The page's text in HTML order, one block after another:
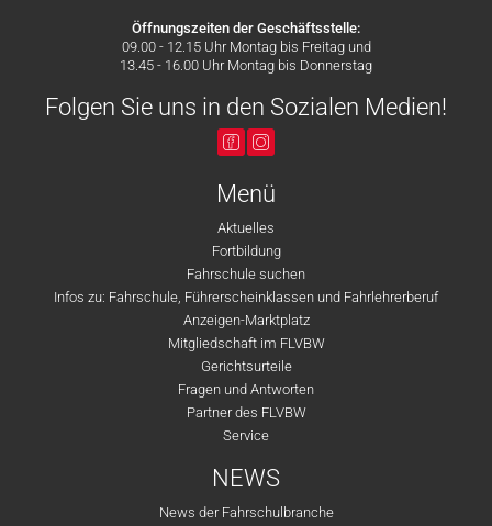
Öffnungszeiten der Geschäftsstelle:
09.00 - 12.15 Uhr Montag bis Freitag und
13.45 - 16.00 Uhr Montag bis Donnerstag
Folgen Sie uns in den Sozialen Medien!
Menü
Aktuelles
Fortbildung
Fahrschule suchen
Infos zu: Fahrschule, Führerscheinklassen und Fahrlehrerberuf
Anzeigen-Marktplatz
Mitgliedschaft im FLVBW
Gerichtsurteile
Fragen und Antworten
Partner des FLVBW
Service
NEWS
News der Fahrschulbranche